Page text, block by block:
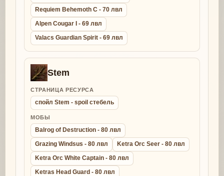
Requiem Behemoth C - 70 лвл
Alpen Cougar I - 69 лвл
Valacs Guardian Spirit - 69 лвл
Stem
СТРАНИЦА РЕСУРСА
спойл Stem - spoil стебель
МОБЫ
Balrog of Destruction - 80 лвл
Grazing Windsus - 80 лвл
Ketra Orc Seer - 80 лвл
Ketra Orc White Captain - 80 лвл
Ketras Head Guard - 80 лвл